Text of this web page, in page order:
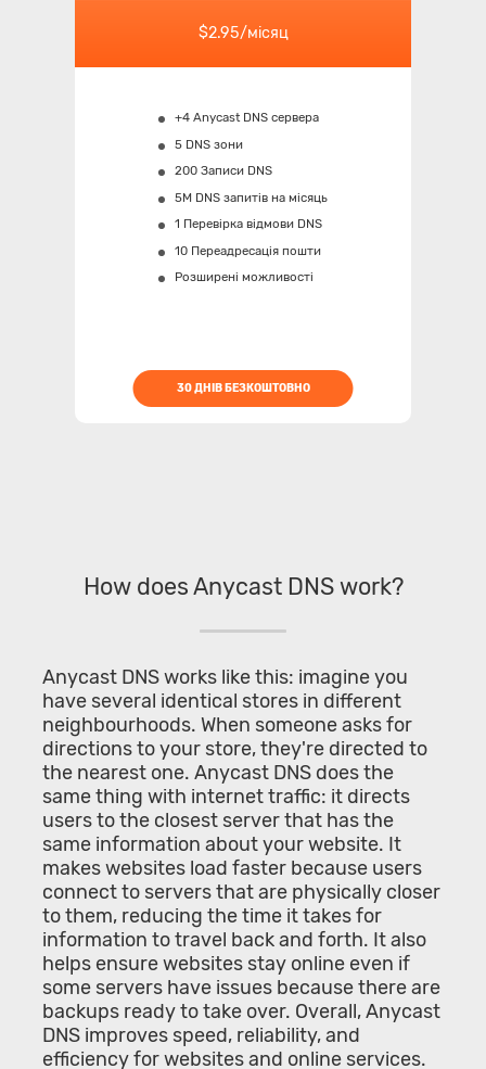
$2.95/місяц
+4 Anycast DNS сервера
5 DNS зони
200 Записи DNS
5M DNS запитів на місяць
1 Перевірка відмови DNS
10 Переадресація пошти
Розширені можливості
30 ДНІВ БЕЗКОШТОВНО
How does Anycast DNS work?
Anycast DNS works like this: imagine you
have several identical stores in different
neighbourhoods. When someone asks for
directions to your store, they're directed to
the nearest one. Anycast DNS does the
same thing with internet traffic: it directs
users to the closest server that has the
same information about your website. It
makes websites load faster because users
connect to servers that are physically closer
to them, reducing the time it takes for
information to travel back and forth. It also
helps ensure websites stay online even if
some servers have issues because there are
backups ready to take over. Overall, Anycast
DNS improves speed, reliability, and
efficiency for websites and online services.